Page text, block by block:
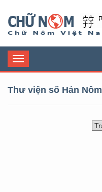
Toggle
navigation
Thư viện số Hán Nôm